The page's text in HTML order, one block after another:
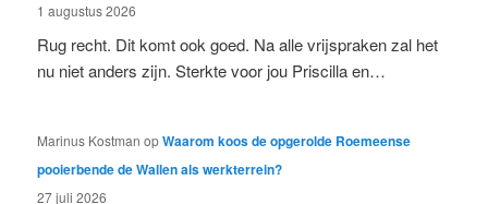
1 augustus 2026
Rug recht. Dit komt ook goed. Na alle vrijspraken zal het
nu niet anders zijn. Sterkte voor jou Priscilla en…
Marinus Kostman opWaarom koos de opgerolde Roemeense
pooierbende de Wallen als werkterrein?
27 juli 2026